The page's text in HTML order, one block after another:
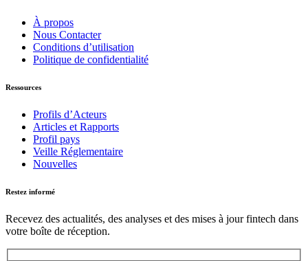
À propos
Nous Contacter
Conditions d’utilisation
Politique de confidentialité
Ressources
Profils d’Acteurs
Articles et Rapports
Profil pays
Veille Réglementaire
Nouvelles
Restez informé
Recevez des actualités, des analyses et des mises à jour fintech dans
votre boîte de réception.